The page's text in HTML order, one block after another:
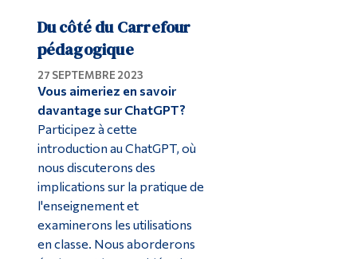
Du côté du Carrefour
pédagogique
27 SEPTEMBRE 2023
Vous aimeriez en savoir
davantage sur ChatGPT?
Participez à cette
introduction au ChatGPT, où
nous discuterons des
implications sur la pratique de
l'enseignement et
examinerons les utilisations
en classe. Nous aborderons